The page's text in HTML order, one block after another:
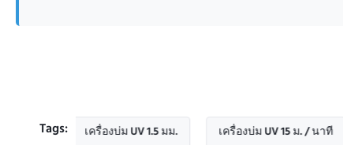
Tags:
เครื่องบ่ม UV 1.5 มม. เครื่องบ่ม UV 15 ม. / นาที